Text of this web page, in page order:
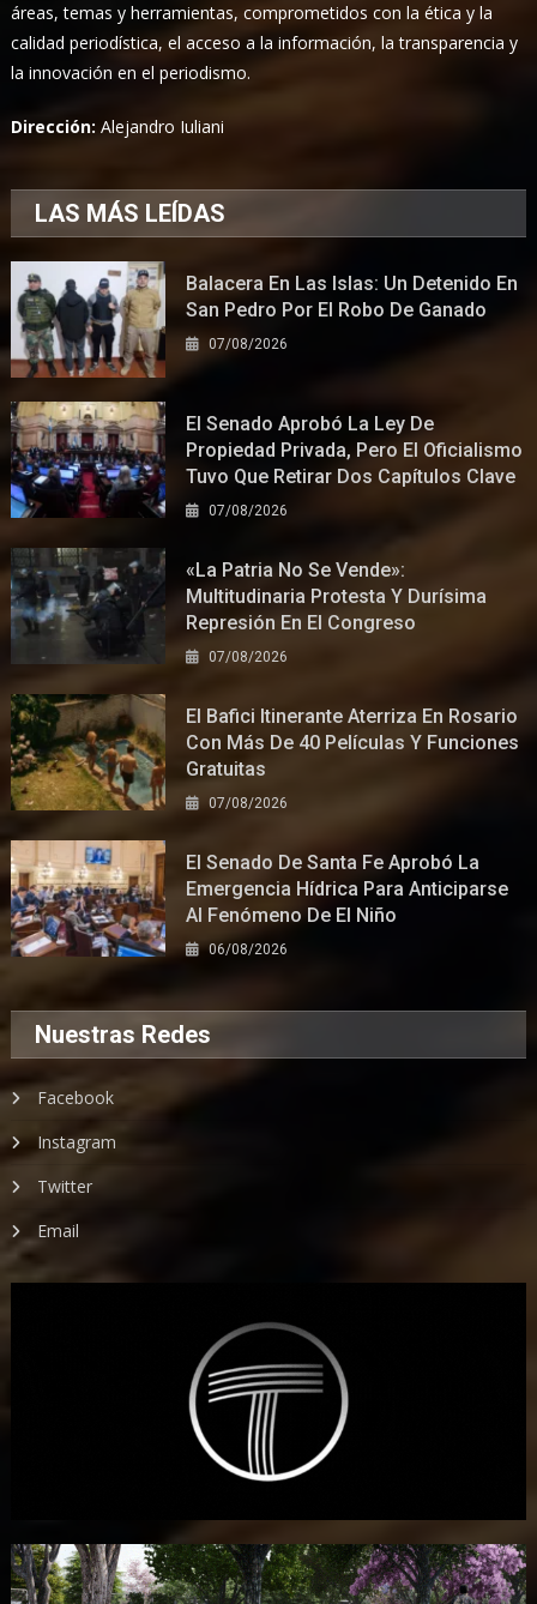
áreas, temas y herramientas, comprometidos con la ética y la
calidad periodística, el acceso a la información, la transparencia y
la innovación en el periodismo.
Dirección:Alejandro Iuliani
LAS MÁS LEÍDAS
Balacera En Las Islas: Un Detenido En
San Pedro Por El Robo De Ganado
07/08/2026
El Senado Aprobó La Ley De
Propiedad Privada, Pero El Oficialismo
Tuvo Que Retirar Dos Capítulos Clave
07/08/2026
«La Patria No Se Vende»:
Multitudinaria Protesta Y Durísima
Represión En El Congreso
07/08/2026
El Bafici Itinerante Aterriza En Rosario
Con Más De 40 Películas Y Funciones
Gratuitas
07/08/2026
El Senado De Santa Fe Aprobó La
Emergencia Hídrica Para Anticiparse
Al Fenómeno De El Niño
06/08/2026
Nuestras Redes
Facebook
Instagram
Twitter
Email